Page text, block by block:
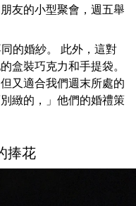
友的小型聚會，週五舉
的婚紗。 此外，這對
盒裝巧克力和手提袋。
又適合我們週末所處的
緻的，」他們的婚禮策
捧花